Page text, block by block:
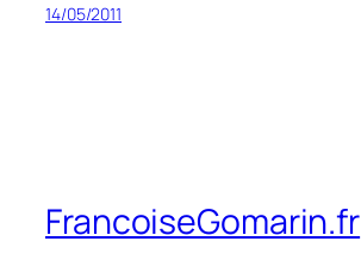
14/05/2011
FrancoiseGomarin.fr